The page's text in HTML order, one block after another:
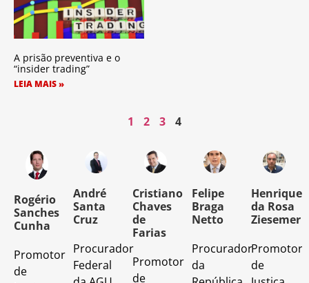
A prisão preventiva e o
“insider trading”
LEIA MAIS »
1 2 3 4
Rogério
Sanches
Cunha
Promotor
de
André
Santa
Cruz
Procurador
Federal
Cristiano
Chaves
de
Farias
Promotor
de
Felipe
Braga
Netto
Procurador
da
Henrique
da Rosa
Ziesemer
Promotor
de